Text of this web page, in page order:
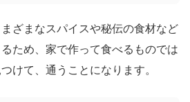
ざまなスパイスや秘伝の食材など
ため、家で作って食べるものでは
けて、通うことになります。